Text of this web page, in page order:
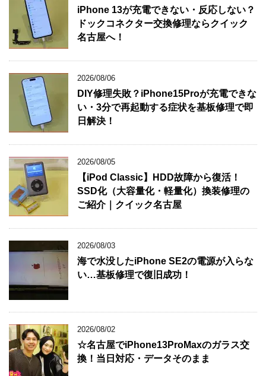
iPhone 13が充電できない・反応しない？
ドックコネクター交換修理ならクイック
名古屋へ！
2026/08/06
DIY修理失敗？iPhone15Proが充電できな
い・3分で再起動する症状を基板修理で即
日解決！
2026/08/05
【iPod Classic】HDD故障から復活！
SSD化（大容量化・軽量化）換装修理の
ご紹介｜クイック名古屋
2026/08/03
海で水没したiPhone SE2の電源が入らな
い…基板修理で復旧成功！
2026/08/02
☆名古屋でiPhone13ProMaxのガラス交
換！当日対応・データそのまま